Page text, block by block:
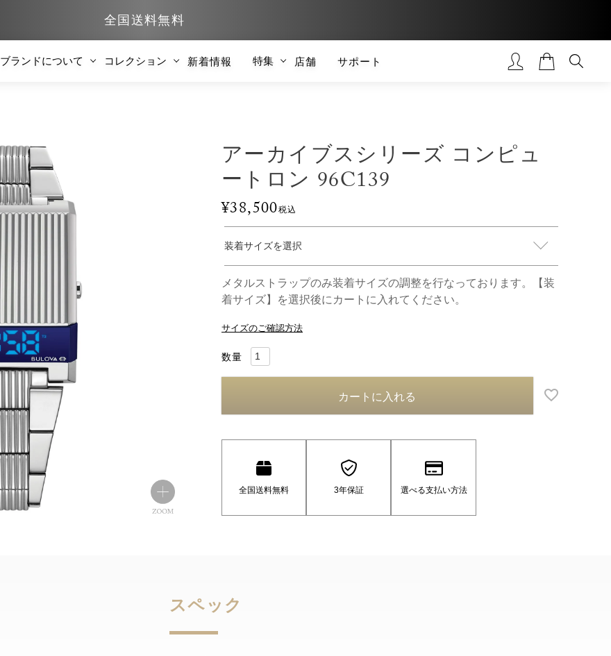
全国送料無料
ブランドについて コレクション 新着情報 特集 店舗 サポート
アーカイブスシリーズ コンピュ
ートロン 96C139
¥38,500税込
メタルストラップのみ装着サイズの調整を行なっております。【装
着サイズ】を選択後にカートに入れてください。
サイズのご確認方法
カートに入れる
全国送料無料 3年保証 選べる支払い方法
スペック